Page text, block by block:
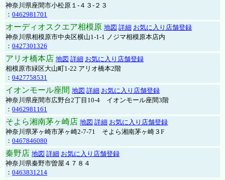
神奈川県座間市小松原１-４３-２３
： 0462981701
オーディオスクエア相模原 地図 詳細 お気に入り店舗登録
神奈川県相模原市中央区横山1-1-1 ノジマ相模原本店内
： 0427301326
アリオ橋本店 地図 詳細 お気に入り店舗登録
相模原市緑区大山町1-22 アリオ橋本2階
： 0427758531
イオンモール座間 地図 詳細 お気に入り店舗登録
神奈川県座間市広野台2丁目10-4 イオンモール座間3階
： 0462981161
そよら湘南茅ヶ崎店 地図 詳細 お気に入り店舗登録
神奈川県茅ヶ崎市茅ヶ崎2‐7‐71 そよら湘南茅ヶ崎３F
： 0467846080
秦野店 地図 詳細 お気に入り店舗登録
神奈川県秦野市曽屋４７８４
： 0463831214